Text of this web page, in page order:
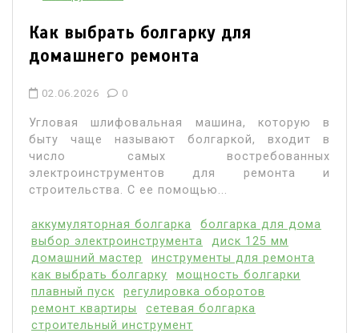
Как выбрать болгарку для
домашнего ремонта
02.06.2026 0
Угловая шлифовальная машина, которую в
быту чаще называют болгаркой, входит в
число самых востребованных
электроинструментов для ремонта и
строительства. С ее помощью...
аккумуляторная болгарка
болгарка для дома
выбор электроинструмента
диск 125 мм
домашний мастер
инструменты для ремонта
как выбрать болгарку
мощность болгарки
плавный пуск
регулировка оборотов
ремонт квартиры
сетевая болгарка
строительный инструмент